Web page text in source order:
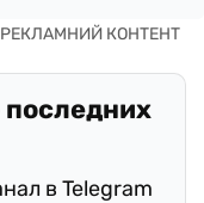
последних
в Telegram